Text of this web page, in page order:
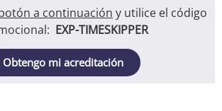
a continuación y utilice el código
EXP-TIMESKIPPER
Obtengo mi acreditación